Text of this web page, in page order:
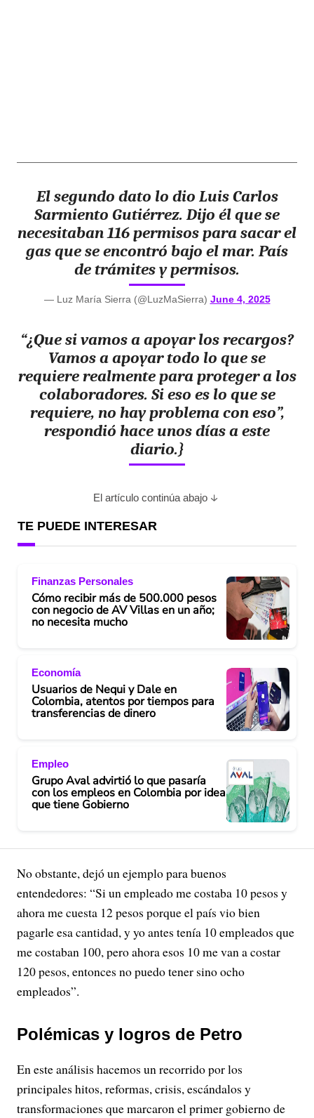
El segundo dato lo dio Luis Carlos
Sarmiento Gutiérrez. Dijo él que se
necesitaban 116 permisos para sacar el
gas que se encontró bajo el mar. País
de trámites y permisos.
— Luz María Sierra (@LuzMaSierra) June 4, 2025
“¿Que si vamos a apoyar losrecargos?
Vamos a apoyar todo lo que se
requiere realmente para proteger a los
colaboradores. Si eso es lo que se
requiere, no hay problema con eso”,
respondió hace unos días a este
diario.}
El artículo continúa abajo
TE PUEDE INTERESAR
Finanzas Personales
Cómo recibir más de 500.000 pesos
con negocio de AV Villas en un año;
no necesita mucho
Economía
Usuarios de Nequi y Dale en
Colombia, atentos por tiempos para
transferencias de dinero
Empleo
Grupo Aval advirtió lo que pasaría
con los empleos en Colombia por idea
que tiene Gobierno
No obstante, dejó un ejemplo para buenos
entendedores: “Si un empleado me costaba 10 pesos y
ahora me cuesta 12 pesos porque el país vio bien
pagarle esa cantidad, y yo antes tenía 10 empleados que
me costaban 100, pero ahora esos 10 me van a costar
120 pesos, entonces no puedo tener sino ocho
empleados”.
Polémicas y logros de Petro
En este análisis hacemos un recorrido por los
principales hitos, reformas, crisis, escándalos y
transformaciones que marcaron el primer gobierno de